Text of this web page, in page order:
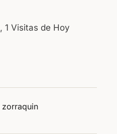
, 1 Visitas de Hoy
zorraquin